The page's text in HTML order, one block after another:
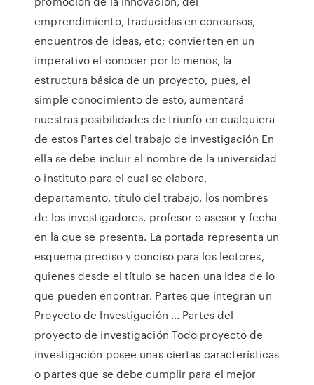
emprendimiento, traducidas en concursos,
encuentros de ideas, etc; convierten en un
imperativo el conocer por lo menos, la
estructura básica de un proyecto, pues, el
simple conocimiento de esto, aumentará
nuestras posibilidades de triunfo en cualquiera
de estos Partes del trabajo de investigación En
ella se debe incluir el nombre de la universidad
o instituto para el cual se elabora,
departamento, título del trabajo, los nombres
de los investigadores, profesor o asesor y fecha
en la que se presenta. La portada representa un
esquema preciso y conciso para los lectores,
quienes desde el título se hacen una idea de lo
que pueden encontrar. Partes que integran un
Proyecto de Investigación ... Partes del
proyecto de investigación Todo proyecto de
investigación posee unas ciertas características
o partes que se debe cumplir para el mejor